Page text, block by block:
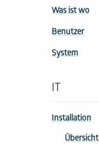
Was ist wo
Benutzer
System
IT
Installation
Übersicht